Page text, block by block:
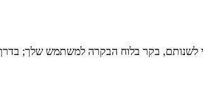
בקר בלוח הבקרה למשתמש שלך;